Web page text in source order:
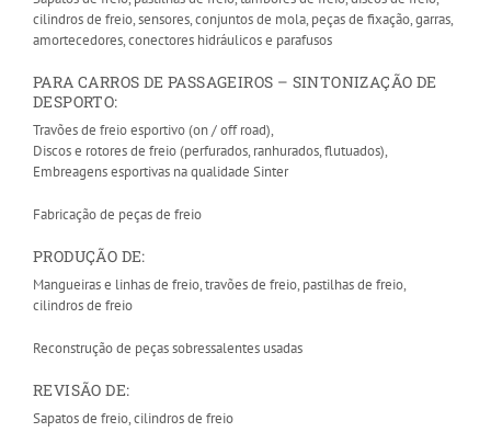
cilindros de freio, sensores, conjuntos de mola, peças de fixação, garras,
amortecedores, conectores hidráulicos e parafusos
PARA CARROS DE PASSAGEIROS – SINTONIZAÇÃO DE
DESPORTO:
Travões de freio esportivo (on / off road),
Discos e rotores de freio (perfurados, ranhurados, flutuados),
Embreagens esportivas na qualidade Sinter
Fabricação de peças de freio
PRODUÇÃO DE:
Mangueiras e linhas de freio, travões de freio, pastilhas de freio,
cilindros de freio
Reconstrução de peças sobressalentes usadas
REVISÃO DE:
Sapatos de freio, cilindros de freio